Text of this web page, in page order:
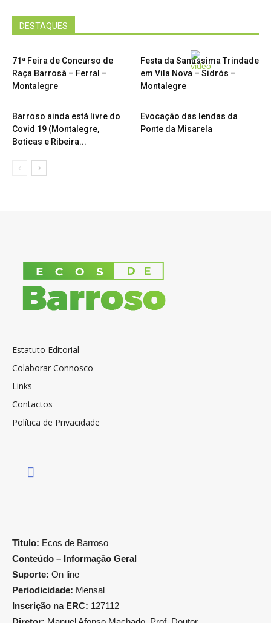
DESTAQUES
71ª Feira de Concurso de
Raça Barrosã – Ferral –
Montalegre
Festa da Santíssima Trindade
em Vila Nova – Sidrós –
Montalegre
Barroso ainda está livre do
Covid 19 (Montalegre,
Boticas e Ribeira...
Evocação das lendas da
Ponte da Misarela
Estatuto Editorial
Colaborar Connosco
Links
Contactos
Política de Privacidade
Titulo: Ecos de Barroso
Conteúdo – Informação Geral
Suporte: On line
Periodicidade: Mensal
Inscrição na ERC: 127112